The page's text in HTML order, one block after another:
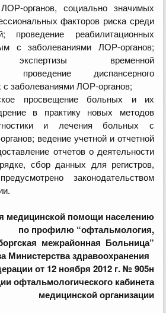
органов, социально значимых
факторов риска среди
реабилитационных
с заболеваниями ЛОР-органов;
экспертизы временной
проведение диспансерного
заболеваниями ЛОР-органов;
просвещение больных и их
в практику новых методов
и лечения больных с
ведение учетной и отчетной
отчетов о деятельности
сбор данных для регистров,
законодательством
медицинской помощи населению
по профилю “офтальмология,
межрайонная Больница”
Министерства здравоохранения
от 12 ноября 2012 г. № 905н
офтальмологического кабинета
медицинской организации